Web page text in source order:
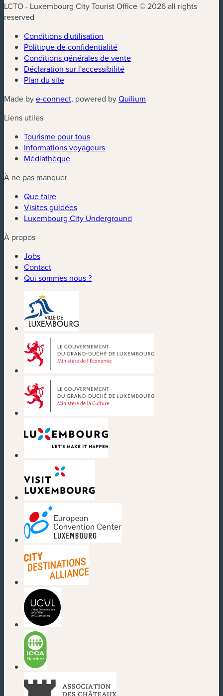
LCTO - Luxembourg City Tourist Office © 2026 all rights
reserved
Conditions d'utilisation
Politique de confidentialité
Conditions générales de vente
Déclaration sur l'accessibilité
Plan du site
Made bye-connect(nouvelle fenêtre)
, powered byQuilium
Liens utiles
Tourisme pour tous
Informations voyageurs
Médiathèque
À ne pas manquer
Que faire
Visites guidées
Luxembourg City Underground
À propos
Jobs
Contact
Qui sommes nous ?